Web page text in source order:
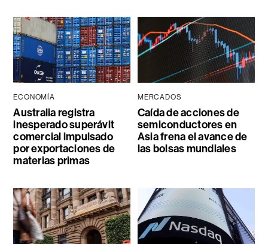
ECONOMÍA
Australia registra
inesperado superávit
comercial impulsado
por exportaciones de
materias primas
MERCADOS
Caída de acciones de
semiconductores en
Asia frena el avance de
las bolsas mundiales